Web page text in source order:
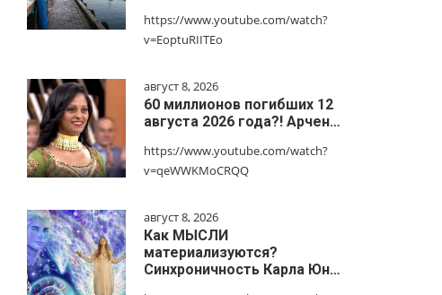
https://www.youtube.com/watch?
v=EoptuRIITEo
август 8, 2026
60 миллионов погибших 12
августа 2026 года?! Арчен…
https://www.youtube.com/watch?
v=qeWWKMoCRQQ
август 8, 2026
Как МЫСЛИ
материализуются?
Синхроничность Карла Юн…